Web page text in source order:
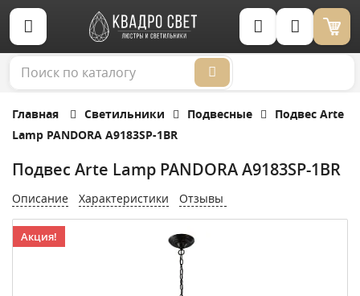
Корзина (0)
Главная Светильники Подвесные
Подвес Arte
Lamp PANDORA A9183SP-1BR
Подвес Arte Lamp PANDORA A9183SP-1BR
Описание Характеристики Отзывы
Акция!